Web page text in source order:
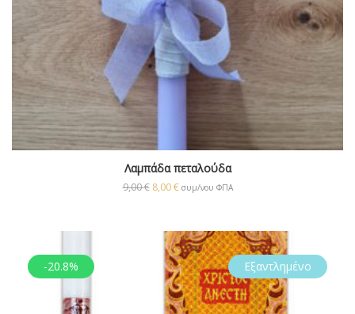
Λαμπάδα πεταλούδα
9,00€ 8,00€ συμ/νου ΦΠΑ
-20.8% Εξαντλημένο